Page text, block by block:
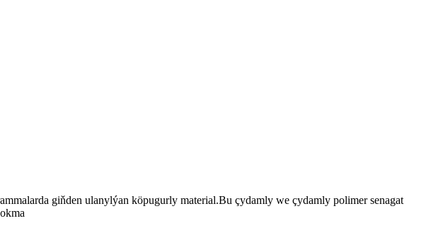
giňden ulanylýan köpugurly material.Bu çydamly we çydamly polimer senagat